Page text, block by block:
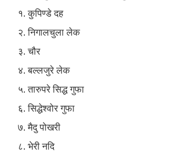
१. कुपिण्डे दह
२. निगालचुला लेक
३. चौर
४. बल्लजुरे लेक
५. तारुपरे सिद्ध गुफा
६. सिद्धेश्वोर गुफा
७. मैदु पोखरी
८. भेरी नदि